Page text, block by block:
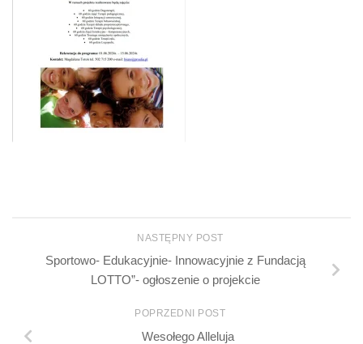
NASTĘPNY POST
Sportowo- Edukacyjnie- Innowacyjnie z Fundacją
LOTTO”- ogłoszenie o projekcie
POPRZEDNI POST
Wesołego Alleluja